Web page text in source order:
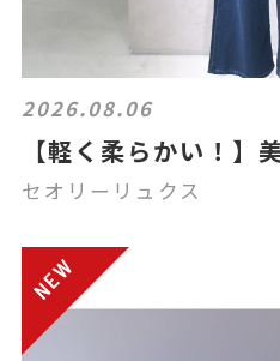
2026.08.06
【軽く柔らかい！】
セオリーリュクス